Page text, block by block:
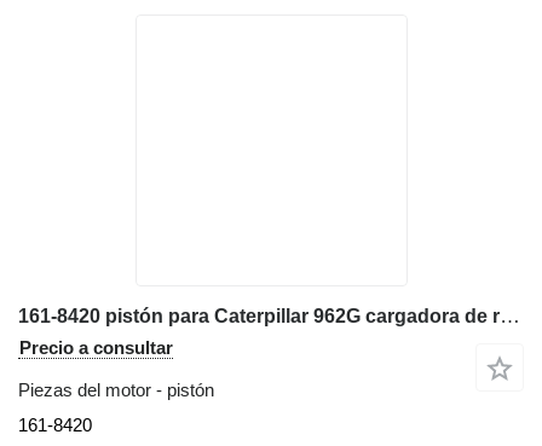
161-8420 pistón para Caterpillar 962G cargadora de ruedas
Precio a consultar
Piezas del motor - pistón
161-8420